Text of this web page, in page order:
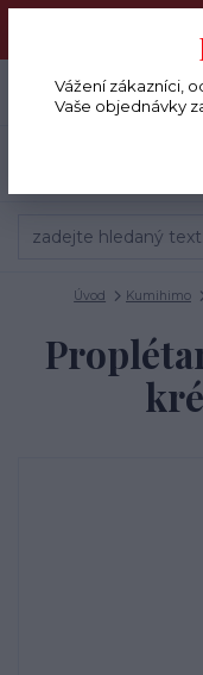
Vážení zákazníci, od
objednávky
+420 775 791 333
Úvod Kumihimo
Vážení zákazníci,
Vaše objednávky